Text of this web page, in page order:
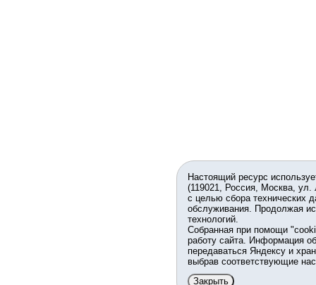
Настоящий ресурс
(119021, Россия, Москва,
с целью сбора технических
обслуживания. Продолжая
технологий.
Собранная при помощи
работу сайта. Информация
передаваться Яндексу и
выбрав соответствующие
Закрыть